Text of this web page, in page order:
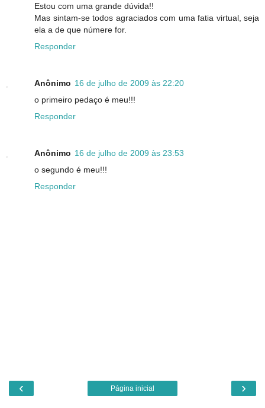
Estou com uma grande dúvida!!
Mas sintam-se todos agraciados com uma fatia virtual, seja
ela a de que númere for.
Responder
Anônimo 16 de julho de 2009 às 22:20
o primeiro pedaço é meu!!!
Responder
Anônimo 16 de julho de 2009 às 23:53
o segundo é meu!!!
Responder
‹ ›
Página inicial